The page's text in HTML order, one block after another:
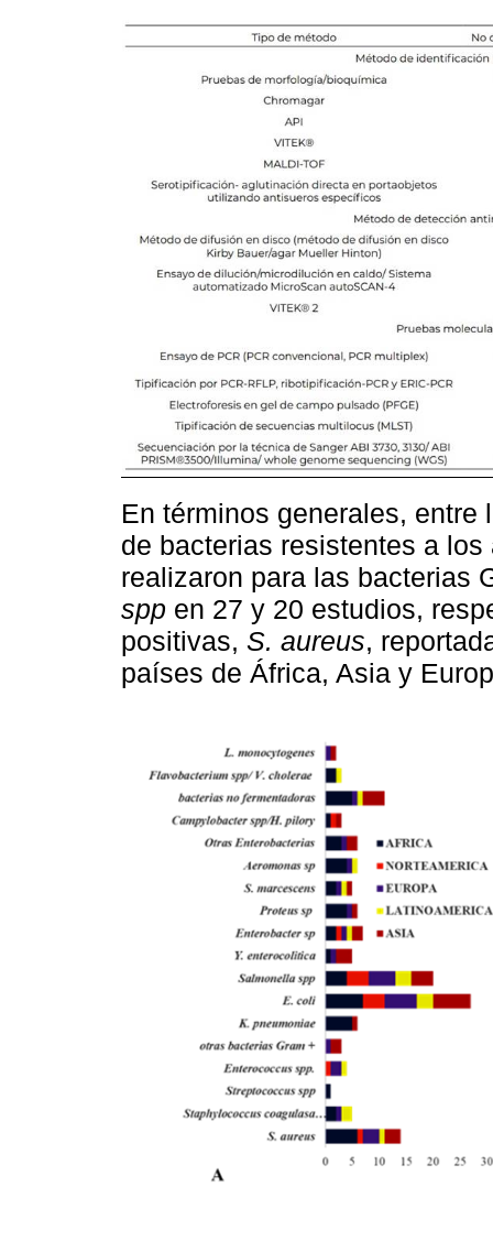
En términos generales,
de bacterias resistentes a
realizaron para las bacterias
spp en 27 y 20 estudios,
positivas, S. aureus,
países de África, Asia y